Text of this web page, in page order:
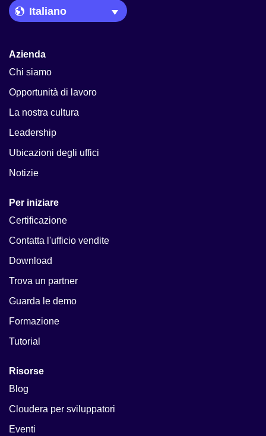
Language Picker
Azienda
Chi siamo
Opportunità di lavoro
La nostra cultura
Leadership
Ubicazioni degli uffici
Notizie
Per iniziare
Certificazione
Contatta l'ufficio vendite
Download
Trova un partner
Guarda le demo
Formazione
Tutorial
Risorse
Blog
Cloudera per sviluppatori
Eventi